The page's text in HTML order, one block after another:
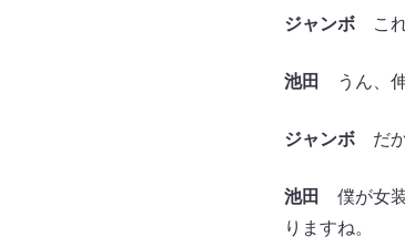
ジャンボこれ
池田 うん、伸
ジャンボだか
池田
僕が女装
りますね。